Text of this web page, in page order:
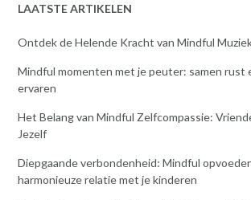
LAATSTE ARTIKELEN
Ontdek de Helende Kracht van Mindful
Mindful momenten met je peuter: samen rust
ervaren
Het Belang van Mindful Zelfcompassie:
Jezelf
Diepgaande verbondenheid: Mindful
harmonieuze relatie met je kinderen